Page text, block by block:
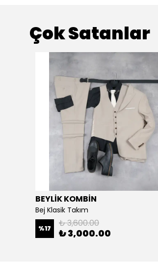
Çok Satanlar
BEYLİK KOMBİN
Bej Klasik Takım
%17 ₺ 3,600.00
₺ 3,000.00